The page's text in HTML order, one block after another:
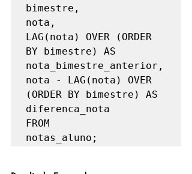
bimestre,
nota,
LAG(nota) OVER (ORDER
BY bimestre) AS
nota_bimestre_anterior,
nota - LAG(nota) OVER
(ORDER BY bimestre) AS
diferenca_nota
FROM
notas_aluno;